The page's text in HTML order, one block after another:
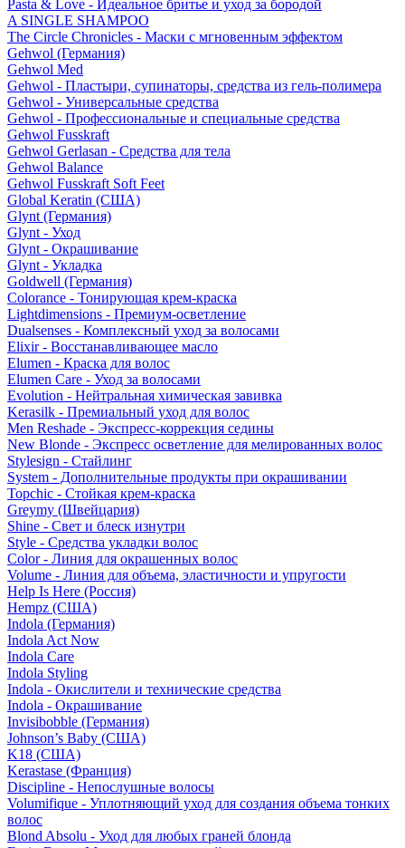
Pasta & Love - Идеальное бритье и уход за бородой
A SINGLE SHAMPOO
The Circle Chronicles - Маски с мгновенным эффектом
Gehwol (Германия)
Gehwol Med
Gehwol - Пластыри, супинаторы, средства из гель-полимера
Gehwol - Универсальные средства
Gehwol - Профессиональные и специальные средства
Gehwol Fusskraft
Gehwol Gerlasan - Средства для тела
Gehwol Balance
Gehwol Fusskraft Soft Feet
Global Keratin (США)
Glynt (Германия)
Glynt - Уход
Glynt - Окрашивание
Glynt - Укладка
Goldwell (Германия)
Colorance - Тонирующая крем-краска
Lightdimensions - Премиум-осветление
Dualsenses - Комплексный уход за волосами
Elixir - Восстанавливающее масло
Elumen - Краска для волос
Elumen Care - Уход за волосами
Evolution - Нейтральная химическая завивка
Kerasilk - Премиальный уход для волос
Men Reshade - Экспресс-коррекция седины
New Blonde - Экспресс осветление для мелированных волос
Stylesign - Стайлинг
System - Дополнительные продукты при окрашивании
Topchic - Стойкая крем-краска
Greymy (Швейцария)
Shine - Свет и блеск изнутри
Style - Средства укладки волос
Color - Линия для окрашенных волос
Volume - Линия для объема, эластичности и упругости
Help Is Here (Россия)
Hempz (США)
Indola (Германия)
Indola Act Now
Indola Care
Indola Styling
Indola - Окислители и технические средства
Indola - Окрашивание
Invisibobble (Германия)
Johnson’s Baby (США)
K18 (США)
Kerastase (Франция)
Discipline - Непослушные волосы
Volumifique - Уплотняющий уход для создания объема тонких
волос
Blond Absolu - Уход для любых граней блонда